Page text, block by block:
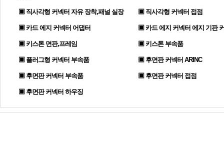
▣ 직사각형 커넥터 자유 장착,패널 실장 ▣ 직사각형 커넥터 접점
▣ 카드 에지 커넥터 어댑터 ▣ 카드 에지 커넥터 에지 기판
▣ 키스톤 면판,프레임 ▣ 키스톤 부속품
▣ 플러그형 커넥터 부속품 ▣ 후면판 커넥터 ARINC
▣ 후면판 커넥터 부속품 ▣ 후면판 커넥터 접점
▣ 후면판 커넥터 하우징